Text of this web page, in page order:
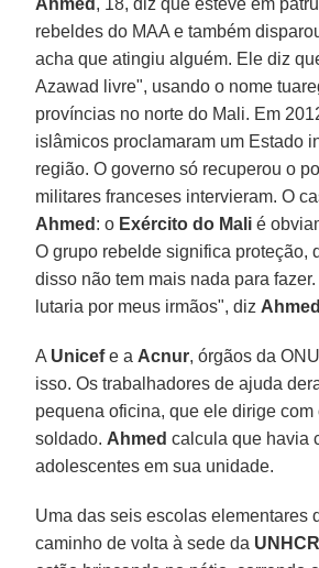
rebeldes do MAA e também
acha que atingiu alguém. Ele diz
Azawad livre", usando o nome
províncias no norte do Mali. Em
islâmicos proclamaram um Estado
região. O governo só recuperou o
militares franceses intervieram. O
Ahmed : o Exército do Mali é
O grupo rebelde significa proteção,
disso não tem mais nada para
lutaria por meus irmãos", diz Ahmed
A Unicefe a Acnur, órgãos da
isso. Os trabalhadores de ajuda
pequena oficina, que ele dirige com
soldado. Ahmed calcula que havia
adolescentes em sua unidade.
Uma das seis escolas elementares
caminho de volta à sede da UNHCR